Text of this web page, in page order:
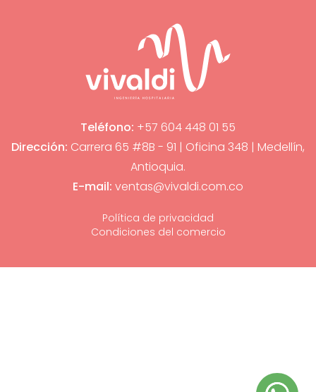
Teléfono: +57 604 448 01 55
Dirección: Carrera 65 #8B - 91 | Oficina 348 | Medellín,
Antioquia.
E-mail: ventas@vivaldi.com.co
Política de privacidad
Condiciones del comercio